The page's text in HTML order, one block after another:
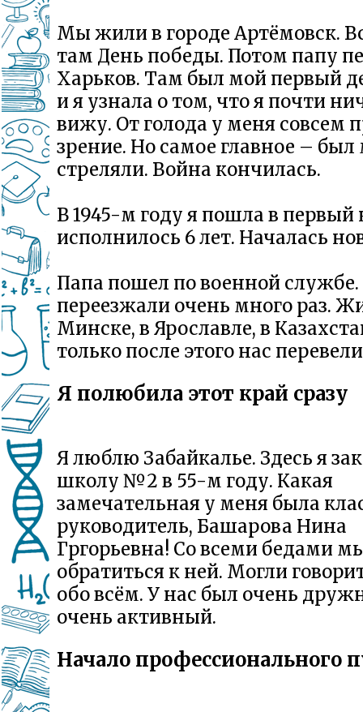
Мы жили в городе Артёмовск.
там День победы. Потом папу
Харьков. Там был мой первый
и я узнала о том, что я почти
вижу. От голода у меня совсем
зрение. Но самое главное – был
стреляли. Война кончилась.
В 1945-м году я пошла в первый
исполнилось 6 лет. Началась
Папа пошел по военной
переезжали очень много раз.
Минске, в Ярославле, в
только после этого нас
Я полюбила этот край сразу
Я люблю Забайкалье. Здесь я
школу №2 в 55-м году. Какая
замечательная у меня была
руководитель, Башарова Нина
Гргорьевна! Со всеми бедами
обратиться к ней. Могли
обо всём. У нас был очень
очень активный.
Начало профессионального